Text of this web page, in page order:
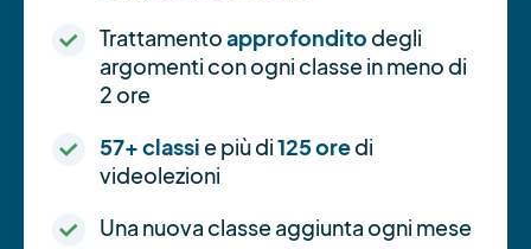
Trattamentoapprofondito degli
argomenti con ogni classe in meno di
2 ore
57+ classi e più di125 oredi
videolezioni
Una nuova classe aggiunta ogni mese